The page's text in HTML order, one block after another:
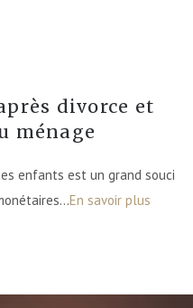
divorce et
ménage
enfants est un grand souci
En savoir plus